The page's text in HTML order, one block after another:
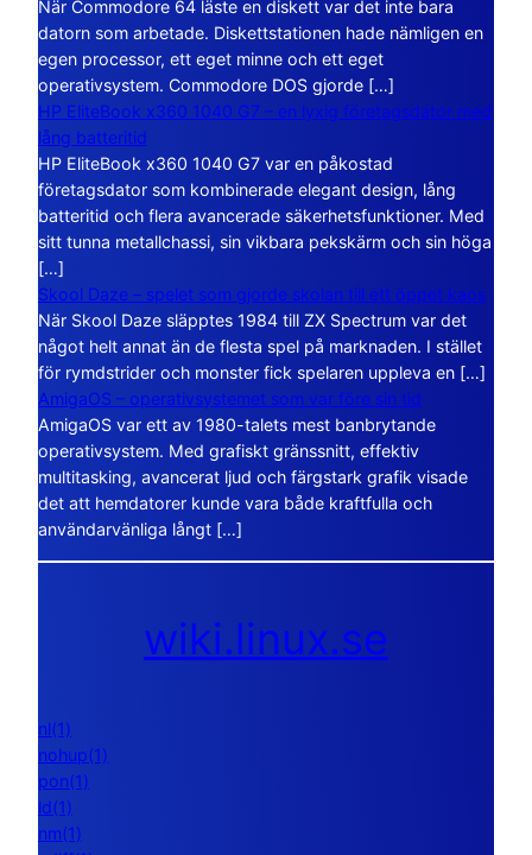
När Commodore 64 läste en diskett var det inte bara
datorn som arbetade. Diskettstationen hade nämligen en
egen processor, ett eget minne och ett eget
operativsystem. Commodore DOS gjorde […]
HP EliteBook x360 1040 G7 – en lyxig företagsdator med
lång batteritid
HP EliteBook x360 1040 G7 var en påkostad
företagsdator som kombinerade elegant design, lång
batteritid och flera avancerade säkerhetsfunktioner. Med
sitt tunna metallchassi, sin vikbara pekskärm och sin höga
[…]
Skool Daze – spelet som gjorde skolan till ett öppet kaos
När Skool Daze släpptes 1984 till ZX Spectrum var det
något helt annat än de flesta spel på marknaden. I stället
för rymdstrider och monster fick spelaren uppleva en […]
AmigaOS – operativsystemet som var före sin tid
AmigaOS var ett av 1980-talets mest banbrytande
operativsystem. Med grafiskt gränssnitt, effektiv
multitasking, avancerat ljud och färgstark grafik visade
det att hemdatorer kunde vara både kraftfulla och
användarvänliga långt […]
wiki.linux.se
nl(1)
nohup(1)
pon(1)
ld(1)
nm(1)